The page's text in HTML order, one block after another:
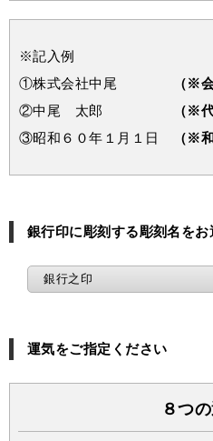
※記入例
①株式会社中尾
（※
②中尾 太郎
（※
③昭和６０年１月１日
（※
銀行印に彫刻する彫刻名を
運気をご指定ください
８つ